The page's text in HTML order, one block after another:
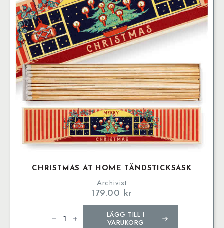
CHRISTMAS AT HOME TÄNDSTICKSASK
Archivist
179.00 kr
Home
LÄGG TILL I
VARUKORG